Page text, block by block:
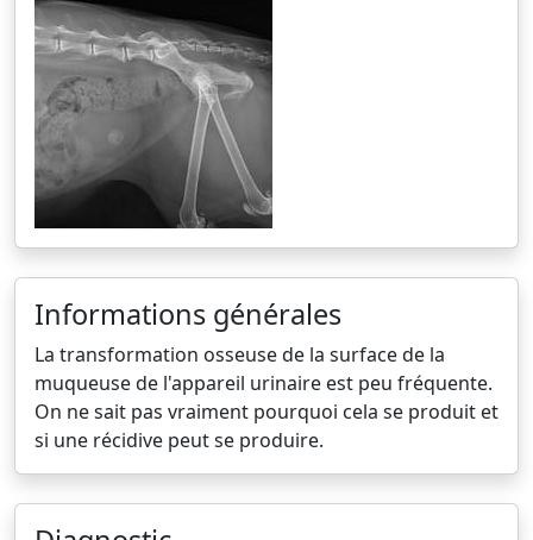
Informations générales
La transformation osseuse de la surface de la
muqueuse de l'appareil urinaire est peu fréquente.
On ne sait pas vraiment pourquoi cela se produit et
si une récidive peut se produire.